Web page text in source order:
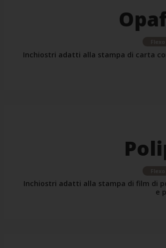
Inchiostri adatti alla stampa di carta
Inchiostri adatti alla stampa di film di
e